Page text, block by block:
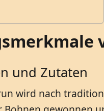
und Zutaten
wird nach